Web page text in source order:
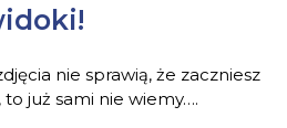
nie sprawią, że zaczniesz
już sami nie wiemy….